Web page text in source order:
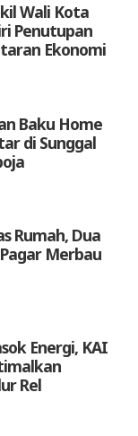
Wali Kota
Penutupan
Ekonomi
Baku Home
di Sunggal
Rumah, Dua
Merbau
Energi, KAI
Rel